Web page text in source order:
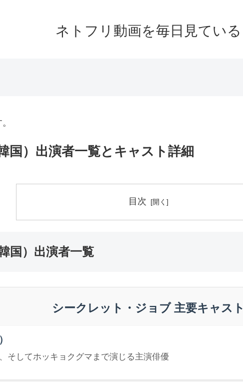
ネトフリ動画を毎日見ている
国）出演者一覧とキャスト詳細
目次
国）出演者一覧
シークレット・ジョブ 主要キャスト
そしてホッキョクグマまで演じる主演俳優